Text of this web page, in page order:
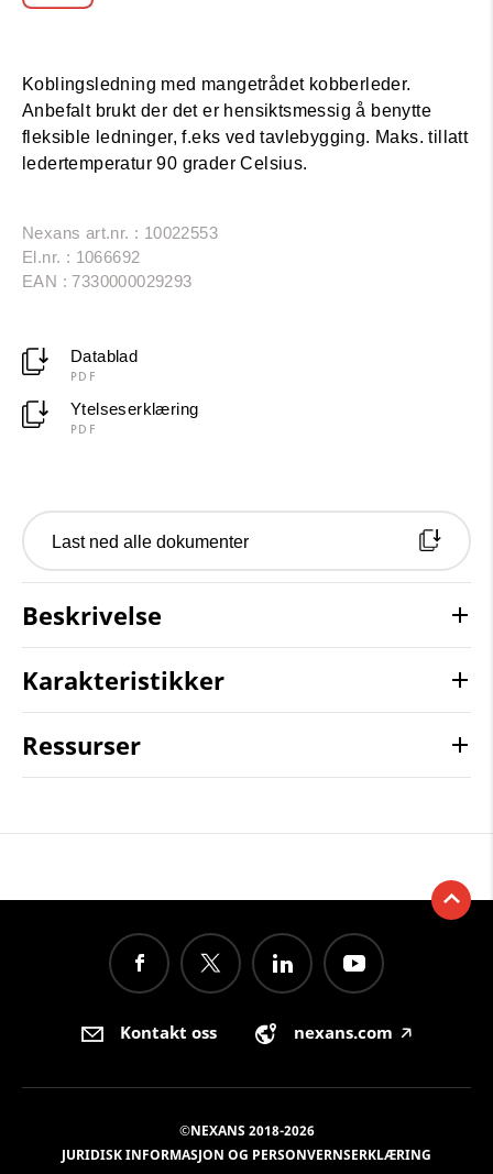
Koblingsledning med mangetrådet kobberleder.
Anbefalt brukt der det er hensiktsmessig å benytte
fleksible ledninger, f.eks ved tavlebygging. Maks. tillatt
ledertemperatur 90 grader Celsius.
Nexans art.nr. : 10022553
El.nr. : 1066692
EAN : 7330000029293
Datablad
PDF
Ytelseserklæring
PDF
Last ned alle dokumenter
Beskrivelse
Karakteristikker
Ressurser
Kontakt oss nexans.com 🡥
©NEXANS 2018-2026
JURIDISK INFORMASJON OG PERSONVERNSERKLÆRING